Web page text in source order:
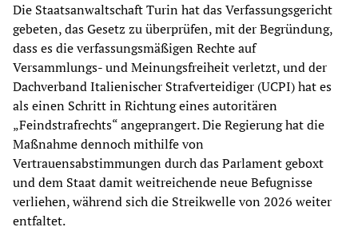
Die Staatsanwaltschaft Turin hat das Verfassungsgericht
gebeten, das Gesetz zu überprüfen, mit der Begründung,
dass es die verfassungsmäßigen Rechte auf
Versammlungs- und Meinungsfreiheit verletzt, und der
Dachverband Italienischer Strafverteidiger (UCPI) hat es
als einen Schritt in Richtung eines autoritären
„Feindstrafrechts“ angeprangert. Die Regierung hat die
Maßnahme dennoch mithilfe von
Vertrauensabstimmungen durch das Parlament geboxt
und dem Staat damit weitreichende neue Befugnisse
verliehen, während sich die Streikwelle von 2026 weiter
entfaltet.